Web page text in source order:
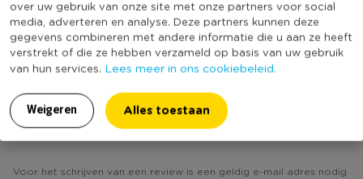
over uw gebruik van onze site met onze partners voor social
media, adverteren en analyse. Deze partners kunnen deze
gegevens combineren met andere informatie die u aan ze heeft
verstrekt of die ze hebben verzameld op basis van uw gebruik
van hun services. Lees meer in ons cookiebeleid.
Weigeren Alles toestaan
Duurzaamheidsscore
(Nog) geen score
bekend
Heb jij Kaars in glas met zwarte stippen - 7x8 cm?
Schrijf een review!
Voor het schrijven van een review is een geldig e-mail adres nodig